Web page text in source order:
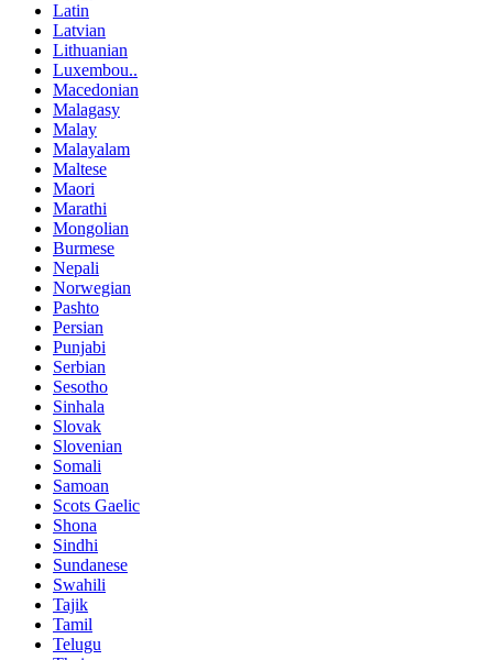
Latin
Latvian
Lithuanian
Luxembou..
Macedonian
Malagasy
Malay
Malayalam
Maltese
Maori
Marathi
Mongolian
Burmese
Nepali
Norwegian
Pashto
Persian
Punjabi
Serbian
Sesotho
Sinhala
Slovak
Slovenian
Somali
Samoan
Scots Gaelic
Shona
Sindhi
Sundanese
Swahili
Tajik
Tamil
Telugu